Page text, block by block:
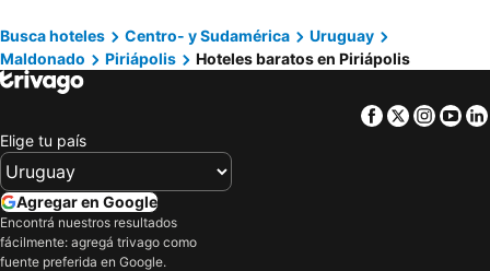
Wiener Haus Hotel
Hotel Genoves
Hotel Ricadi
Hotel Tamariz
Hostería Miramar
Hotel Escorial
Hotel City Piriápolis
Hotel Mesón Do Vento
Terrazas De Punta Colorada
Busca hoteles Centro- y Sudamérica
Uruguay
Maldonado
Piriápolis Hoteles baratos en Piriápolis
Facebook
Twitter
Elige tu país
Agregar en Google
Encontrá nuestros resultados
fácilmente: agregá trivago como
fuente preferida en Google.